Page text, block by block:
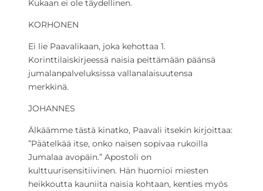
Kukaan ei ole täydellinen.
KORHONEN
Ei lie Paavalikaan, joka kehottaa 1.
Korinttilaiskirjeessä naisia peittämään päänsä
jumalanpalveluksissa vallanalaisuutensa
merkkinä.
JOHANNES
Älkäämme tästä kinatko, Paavali itsekin kirjoittaa:
”Päätelkää itse, onko naisen sopivaa rukoilla
Jumalaa avopäin.” Apostoli on
kulttuurisensitiivinen. Hän huomioi miesten
heikkoutta kauniita naisia kohtaan, kenties myös